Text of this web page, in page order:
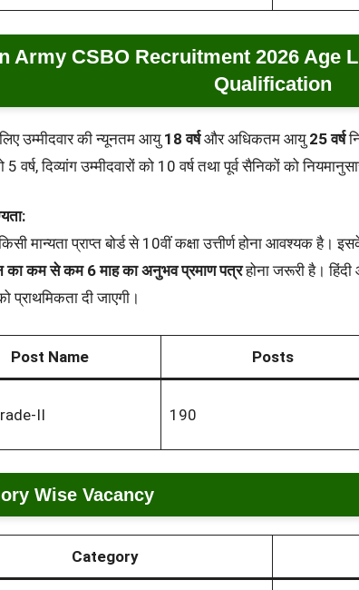
Army CSBO Recruitment 2026 Age
Qualification
उम्मीदवार की न्यूनतम आयु 18 वर्षऔर अधिकतम आयु 25 वर्ष
5 वर्ष, दिव्यांग उम्मीदवारों को 10 वर्ष तथा पूर्व सैनिकों को
मान्यता प्राप्त बोर्ड से 10वीं कक्षा उत्तीर्ण होना आवश्यक है।
का कम से कम 6 माह का अनुभव प्रमाण पत्रहोना जरूरी है।
प्राथमिकता दी जाएगी।
Post Name Posts
II 190
Wise Vacancy
Category